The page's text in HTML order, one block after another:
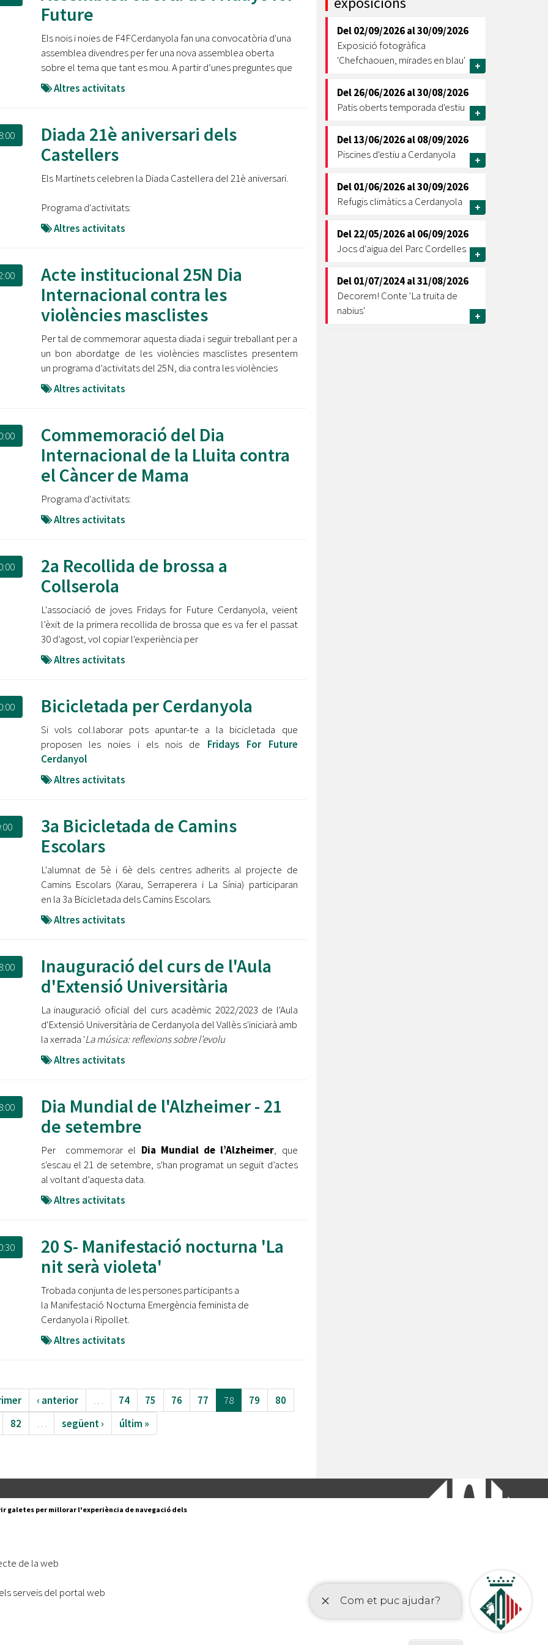
Ètica i Integritat
Retiment de Comptes
Dades Obertes
Catàleg de Serveis i Tràmits
jove 2026
Cerdanyola opta a més de 5 milions d'euros del Pla de
Barris per transformar les Fontetes, Quatre Cantons i
l'entorn de l'avinguda Catalunya
L’Ajuntament reparteix ulleres gratuïtes per veure
l'eclipsi solar
Equipaments
Mercats Municipals
Webs Municipals
Future
Els nois i noies de F4FCerdanyola fan una convocatòria d'una
assemblea divendres per fer una nova assemblea oberta
sobre el tema que tant es mou. A partir d’unes preguntes que
Altres activitats
Diada 21è aniversari dels
Castellers
Els Martinets celebren la Diada Castellera del 21è aniversari.
Programa d'activitats:
Altres activitats
Acte institucional 25N Dia
Internacional contra les
violències masclistes
Per tal de commemorar aquesta diada i seguir treballant per a
un bon abordatge de les violències masclistes presentem
un programa d’activitats del 25N, dia contra les violències
Altres activitats
Commemoració del Dia
Internacional de la Lluita contra
el Càncer de Mama
Programa d'activitats:
Altres activitats
2a Recollida de brossa a
Collserola
L'associació de joves Fridays for Future Cerdanyola, veient
l’èxit de la primera recollida de brossa que es va fer el passat
30 d’agost, vol copiar l'experiència per
Altres activitats
Bicicletada per Cerdanyola
Si vols col.laborar pots apuntar-te a la bicicletada que
proposen les noies i els nois de Fridays For Future
Cerdanyol
Altres activitats
3a Bicicletada de Camins
Escolars
L'alumnat de 5è i 6è dels centres adherits al projecte de
Camins Escolars (Xarau, Serraperera i La Sínia) participaran
en la 3a Bicicletada dels Camins Escolars.
Altres activitats
Inauguració del curs de l'Aula
d'Extensió Universitària
La inauguració oficial del curs acadèmic 2022/2023 de l'Aula
d'Extensió Universitària de Cerdanyola del Vallès s'iniciarà amb
la xerrada 'La música: reflexions sobre l'evolu
Altres activitats
Dia Mundial de l'Alzheimer - 21
de setembre
Per commemorar el Dia Mundial de l’Alzheimer, que
s'escau el 21 de setembre, s'han programat un seguit d’actes
al voltant d’aquesta data.
Altres activitats
20 S- Manifestació nocturna 'La
nit serà violeta'
Trobada conjunta de les persones participants a
la Manifestació Nocturna Emergència feminista de
Cerdanyola i Ripollet.
Altres activitats
‹ anterior … 74 75 76 77 78 79
80
82
… següent › últim »
Del02/09/2026al30/09/2026
Exposició fotogràfica
'Chefchaouen, mirades en blau'
+
Del26/06/2026al30/08/2026
Patis oberts temporada d'estiu
+
Del13/06/2026al08/09/2026
Piscines d'estiu a Cerdanyola
+
Del01/06/2026al30/09/2026
Refugis climàtics a Cerdanyola
+
Del22/05/2026al06/09/2026
Jocs d'aigua del Parc Cordelles
+
Del01/07/2024al31/08/2026
Decorem! Conte 'La truita de
nabius'
+
Layret, s/n
Segueix-nos a:
galetes per millorar l'experiència de navegació dels
de la web
serveis del portal web